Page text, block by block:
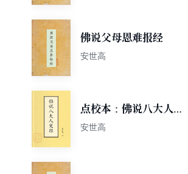
佛说父母恩难报经
安世高
点校本：佛说八大人觉
经
安世高